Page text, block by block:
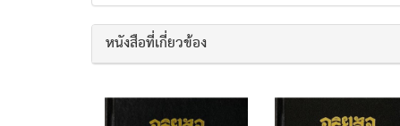
หนังสือที่เกี่ยวข้อง